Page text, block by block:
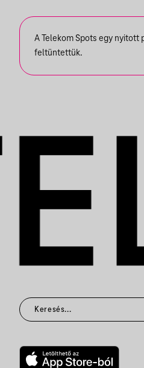
ZENEKARA,
ROBY LAKATOS,
EMILIO
A Telekom Spots egy nyitott
feltüntettük.